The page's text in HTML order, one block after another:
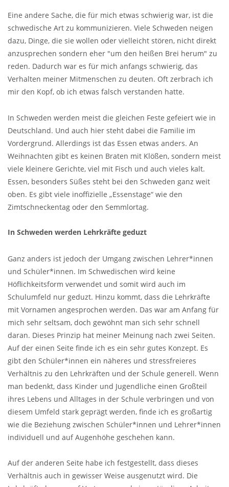
Eine andere Sache, die für mich etwas schwierig war, ist die
schwedische Art zu kommunizieren. Viele Schweden neigen
dazu, Dinge, die sie wollen oder vielleicht stören, nicht direkt
anzusprechen sondern eher "um den heißen Brei herum" zu
reden. Dadurch war es für mich anfangs schwierig, das
Verhalten meiner Mitmenschen zu deuten. Oft zerbrach ich
mir den Kopf, ob ich etwas falsch verstanden hatte.
In Schweden werden meist die gleichen Feste gefeiert wie in
Deutschland. Und auch hier steht dabei die Familie im
Vordergrund. Allerdings ist das Essen etwas anders. An
Weihnachten gibt es keinen Braten mit Klößen, sondern meist
viele kleinere Gerichte, viel mit Fisch und auch vieles kalt.
Essen, besonders Süßes steht bei den Schweden ganz weit
oben. Es gibt viele inoffizielle „Essenstage“ wie den
Zimtschneckentag oder den Semmlortag.
In Schweden werden Lehrkräfte geduzt
Ganz anders ist jedoch der Umgang zwischen Lehrer*innen
und Schüler*innen. Im Schwedischen wird keine
Höflichkeitsform verwendet und somit wird auch im
Schulumfeld nur geduzt. Hinzu kommt, dass die Lehrkräfte
mit Vornamen angesprochen werden. Das war am Anfang für
mich sehr seltsam, doch gewöhnt man sich sehr schnell
daran. Dieses Prinzip hat meiner Meinung nach zwei Seiten.
Auf der einen Seite finde ich es ein sehr gutes Konzept. Es
gibt den Schüler*innen ein näheres und stressfreieres
Verhältnis zu den Lehrkräften und der Schule generell. Wenn
man bedenkt, dass Kinder und Jugendliche einen Großteil
ihres Lebens und Alltages in der Schule verbringen und von
diesem Umfeld stark geprägt werden, finde ich es großartig
wie die Beziehung zwischen Schüler*innen und Lehrer*innen
individuell und auf Augenhöhe geschehen kann.
Auf der anderen Seite habe ich festgestellt, dass dieses
Verhältnis auch in gewisser Weise ausgenutzt wird. Die